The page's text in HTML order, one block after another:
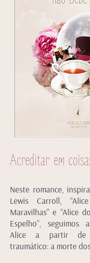
Acreditar em
Neste romance,
Lewis Carroll,
Maravilhas” e “Alice
Espelho”, seguimos
Alice a partir de
traumático: a morte